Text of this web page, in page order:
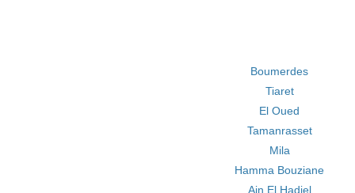
Boumerdes
Tiaret
El Oued
Tamanrasset
Mila
Hamma Bouziane
Ain El Hadjel